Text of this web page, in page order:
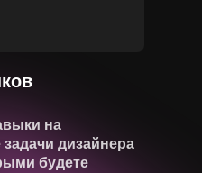
на
дизайнера
будете